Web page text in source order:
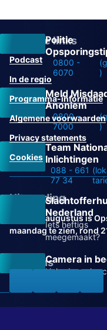
Politie
0800 -
6070
)
Meld
Anoniem
0800 -
7000
)
Team
Inlichtingen
088 - 661
77 34
Nederland
Iets heftigs
meegemaakt?
Camera in
Help de
Overige links
Podcast
In de regio
Programma-informatie
Algemene voorwaarden
Privacy statements
Cookies
Uitzending
Vanaf 31 augustus is
maandag te zien, rond
Volg ons